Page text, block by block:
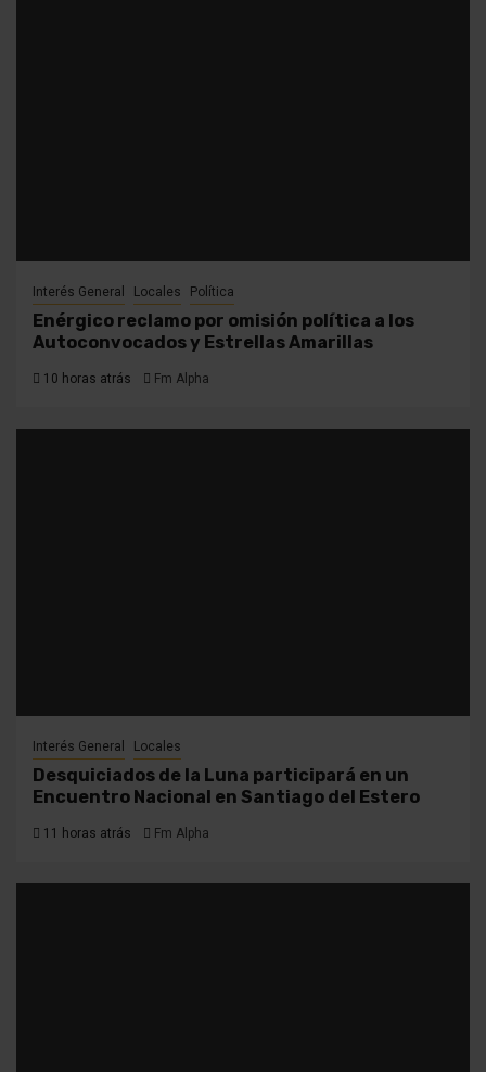
Interés General Locales Política
Enérgico reclamo por omisión política a los
Autoconvocados y Estrellas Amarillas
10 horas atrás Fm Alpha
Interés General Locales
Desquiciados de la Luna participará en un
Encuentro Nacional en Santiago del Estero
11 horas atrás Fm Alpha